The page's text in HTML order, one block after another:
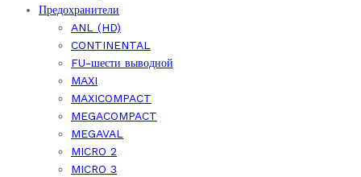
Предохранители
ANL (HD)
CONTINENTAL
FU-шести выводной
MAXI
MAXICOMPACT
MEGACOMPACT
MEGAVAL
MICRO 2
MICRO 3